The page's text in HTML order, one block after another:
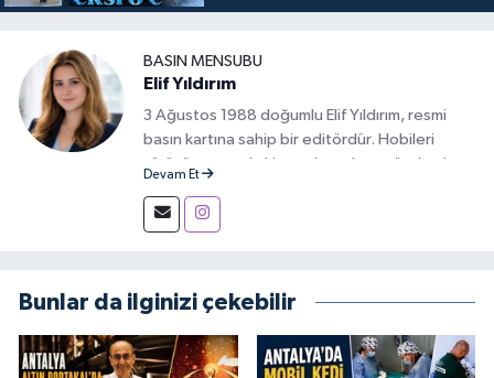
BASIN MENSUBU
Elif Yıldırım
3 Ağustos 1988 doğumlu Elif Yıldırım, resmi
basın kartına sahip bir editördür. Hobileri
yürüyüş yapmak, kitap okumak ve gündemi
Devam Et
Bunlar da ilginizi çekebilir